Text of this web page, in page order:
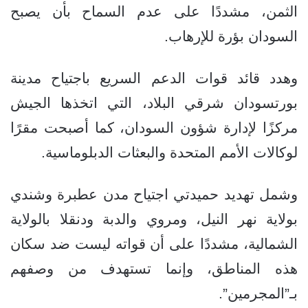
الثمن، مشددًا على عدم السماح بأن يصبح
السودان بؤرة للإرهاب.
وهدد قائد قوات الدعم السريع باجتياح مدينة
بورتسودان شرقي البلاد، التي اتخذها الجيش
مركزًا لإدارة شؤون السودان، كما أصبحت مقرًا
لوكالات الأمم المتحدة والبعثات الدبلوماسية.
وشمل تهديد حميدتي اجتياح مدن عطبرة وشندي
بولاية نهر النيل، ومروي والدبة ودنقلا بالولاية
الشمالية، مشددًا على أن قواته ليست ضد سكان
هذه المناطق، وإنما تستهدف من وصفهم
بـ”المجرمين”.